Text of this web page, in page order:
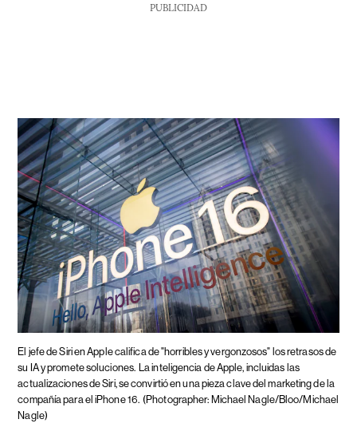
PUBLICIDAD
El jefe de Siri en Apple califica de "horribles y vergonzosos" los retrasos de
su IA y promete soluciones.
La inteligencia de Apple, incluidas las
actualizaciones de Siri, se convirtió en una pieza clave del marketing de la
compañía para el iPhone 16. (Photographer: Michael Nagle/Bloo/Michael
Nagle)